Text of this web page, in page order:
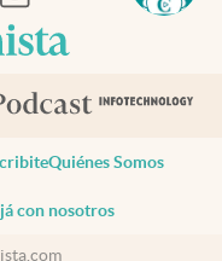
Quiénes Somos
con nosotros